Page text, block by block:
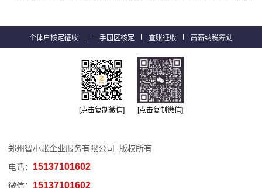
个体户核定征收 一手园区核定 查账征收 高薪纳税筹划
[点击复制微信] [点击复制微信]
郑州智小账企业服务有限公司 版权所有
电话： 15137101602
微信： 15137101602